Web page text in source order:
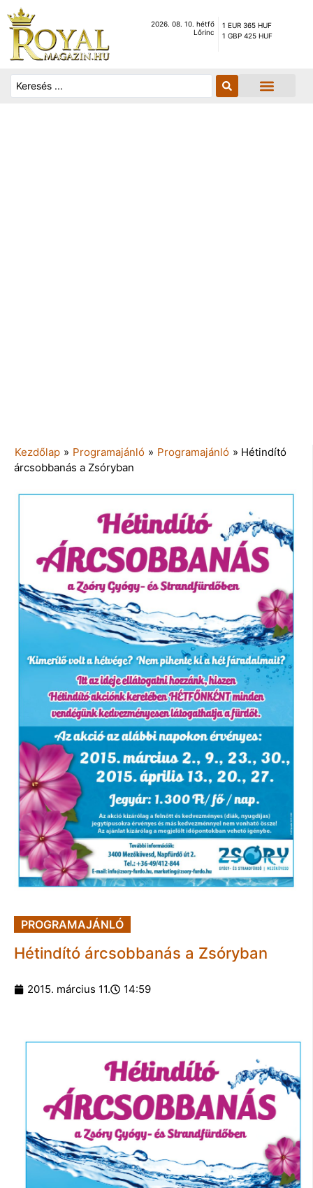
2026. 08. 10. hétfő
Lőrinc
1 EUR 365 HUF
1 GBP 425 HUF
Kezdőlap » Programajánló » Programajánló » Hétindító
árcsobbanás a Zsóryban
PROGRAMAJÁNLÓ
Hétindító árcsobbanás a Zsóryban
2015. március 11. 14:59